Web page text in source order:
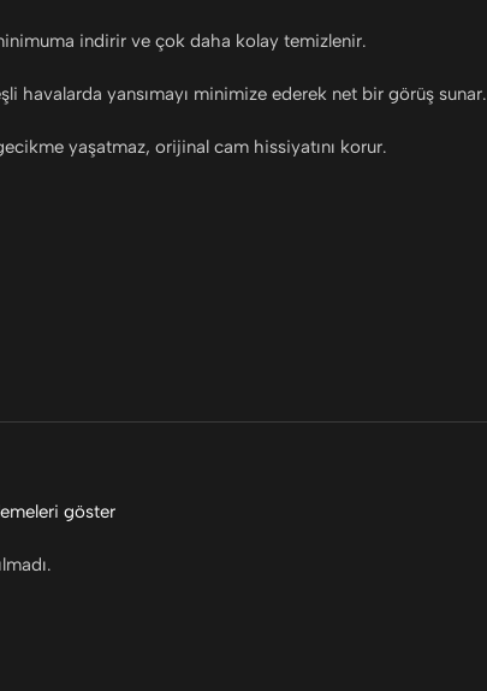
indirir ve çok daha kolay temizlenir.
havalarda yansımayı minimize ederek net bir görüş sunar.
yaşatmaz, orijinal cam hissiyatını korur.
göster